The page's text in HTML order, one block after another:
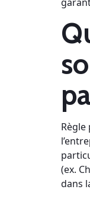
Règle
(ex.
dans